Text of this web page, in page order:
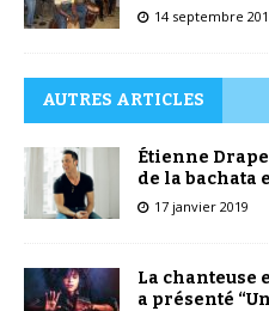
14 septembre
AUTRES ARTICLES
Étienne
de la bachata
17 janvier 2019
La chanteuse
a présenté